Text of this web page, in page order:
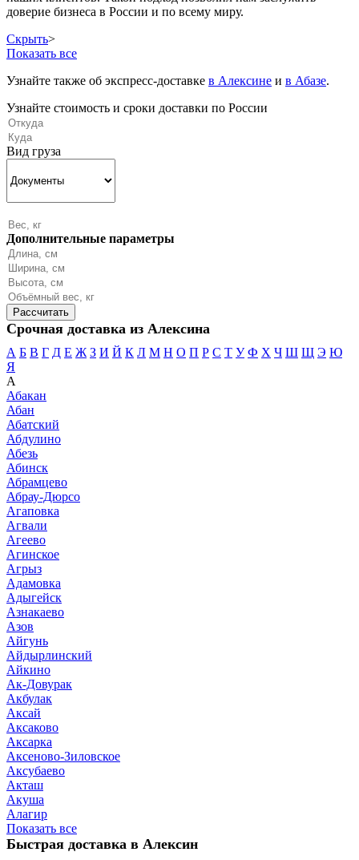
доверие бизнеса в России и по всему миру.
Скрыть>
Показать все
Узнайте также об экспресс-доставке в Алексине и в Абазе.
Узнайте стоимость и сроки доставки по России
Вид груза
Дополнительные параметры
Срочная доставка из Алексина
А Б В Г Д Е Ж З И Й К Л М Н О П Р С Т У Ф Х Ч Ш Щ Э Ю
Я
А
Абакан
Абан
Абатский
Абдулино
Абезь
Абинск
Абрамцево
Абрау-Дюрсо
Агаповка
Агвали
Агеево
Агинское
Агрыз
Адамовка
Адыгейск
Азнакаево
Азов
Айгунь
Айдырлинский
Айкино
Ак-Довурак
Акбулак
Аксай
Аксаково
Аксарка
Аксеново-Зиловское
Аксубаево
Акташ
Акуша
Алагир
Показать все
Быстрая доставка в Алексин